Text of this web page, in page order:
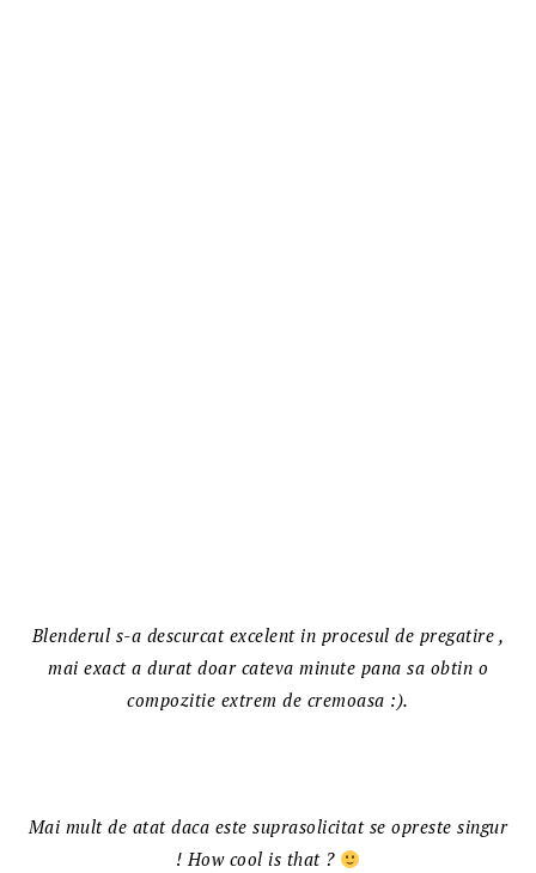
Blenderul s-a descurcat excelent in procesul de pregatire ,
mai exact a durat doar cateva minute pana sa obtin o
compozitie extrem de cremoasa :).
Mai mult de atat daca este suprasolicitat se opreste singur
! How cool is that ?